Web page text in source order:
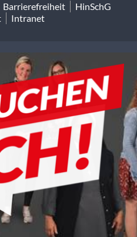
Barrierefreiheit
HinSchG
Intranet